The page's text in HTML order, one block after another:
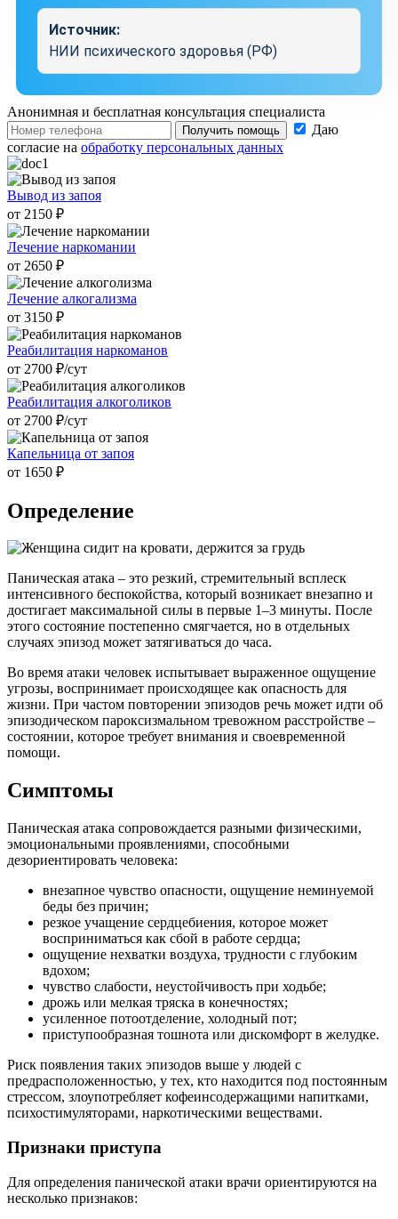
Источник:
НИИ психического здоровья (РФ)
Анонимная и бесплатная консультация специалиста
Получить помощь
Даю
согласие на обработку персональных данных
Вывод из запоя
от 2150 ₽
Лечение наркомании
от 2650 ₽
Лечение алкогализма
от 3150 ₽
Реабилитация наркоманов
от 2700 ₽/cут
Реабилитация алкоголиков
от 2700 ₽/cут
Капельница от запоя
от 1650 ₽
Определение
Паническая атака – это резкий, стремительный всплеск
интенсивного беспокойства, который возникает внезапно и
достигает максимальной силы в первые 1–3 минуты. После
этого состояние постепенно смягчается, но в отдельных
случаях эпизод может затягиваться до часа.
Во время атаки человек испытывает выраженное ощущение
угрозы, воспринимает происходящее как опасность для
жизни. При частом повторении эпизодов речь может идти об
эпизодическом пароксизмальном тревожном расстройстве –
состоянии, которое требует внимания и своевременной
помощи.
Симптомы
Паническая атака сопровождается разными физическими,
эмоциональными проявлениями, способными
дезориентировать человека:
внезапное чувство опасности, ощущение неминуемой
беды без причин;
резкое учащение сердцебиения, которое может
восприниматься как сбой в работе сердца;
ощущение нехватки воздуха, трудности с глубоким
вдохом;
чувство слабости, неустойчивость при ходьбе;
дрожь или мелкая тряска в конечностях;
усиленное потоотделение, холодный пот;
приступообразная тошнота или дискомфорт в желудке.
Риск появления таких эпизодов выше у людей с
предрасположенностью, у тех, кто находится под постоянным
стрессом, злоупотребляет кофеинсодержащими напитками,
психостимуляторами, наркотическими веществами.
Признаки приступа
Для определения панической атаки врачи ориентируются на
несколько признаков: